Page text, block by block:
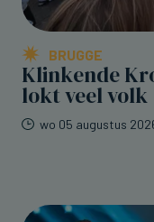
BRUGGE
Klinkende
lokt veel volk
wo 05 augustus